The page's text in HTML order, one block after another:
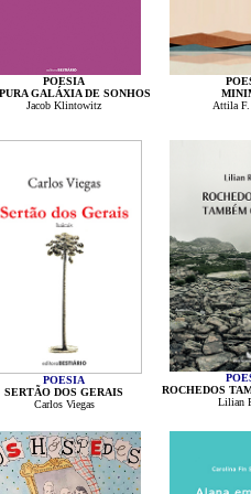
POESIA
GALÁXIA DE SONHOS
Jacob Klintowitz
Attila F.
POESIA
SERTÃO DOS GERAIS
Carlos Viegas
ROCHEDOS
Lilian